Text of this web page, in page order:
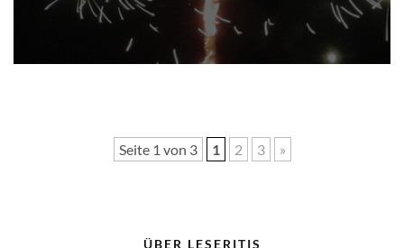
Seite 1 von 3 1 2 3 »
ÜBER LESERITIS